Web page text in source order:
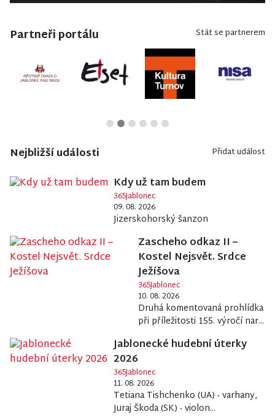
Partneři portálu Stát se partnerem
Nejbližší události Přidat událost
Kdy už tam budem
365Jablonec
09. 08. 2026
Jizerskohorský šanzon
Zascheho odkaz II –
Kostel Nejsvět. Srdce
Ježíšova
365Jablonec
10. 08. 2026
Druhá komentovaná prohlídka
při příležitosti 155. výročí nar...
Jablonecké hudební úterky
2026
365Jablonec
11. 08. 2026
Tetiana Tishchenko (UA) - varhany,
Juraj Škoda (SK) - violon...